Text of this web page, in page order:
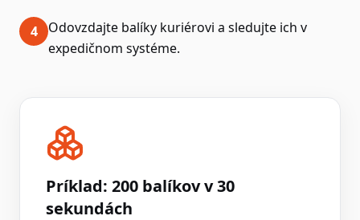
4
Odovzdajte balíky kuriérovi a sledujte ich v
expedičnom systéme.
Príklad: 200 balíkov v 30
sekundách